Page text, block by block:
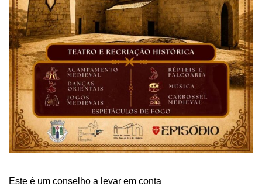
Este é um conselho a levar em conta